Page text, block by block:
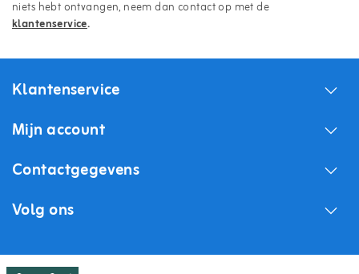
niets hebt ontvangen, neem dan contact op met de
klantenservice.
Klantenservice
Mijn account
Contactgegevens
Volg ons